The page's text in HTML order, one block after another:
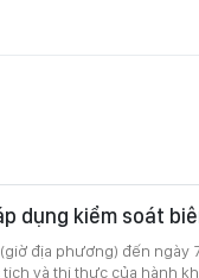
dụng kiểm soát
địa phương) đến ngày
và thị thực của hành